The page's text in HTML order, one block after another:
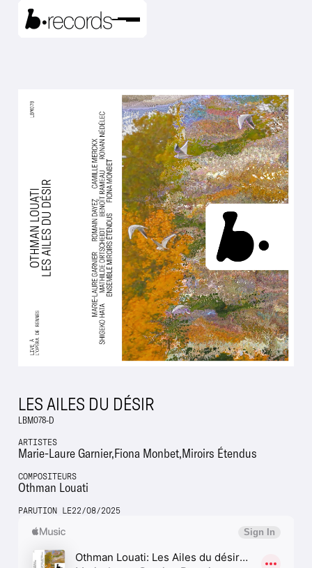
LES AILES DU DÉSIR
LBM078-D
ARTISTES
Marie-Laure Garnier Fiona Monbet Miroirs Étendus
COMPOSITEURS
Othman Louati
PARUTION LE22 /08/2025